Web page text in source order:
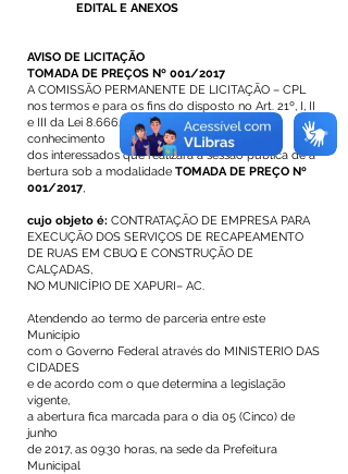
EDITAL E ANEXOS
AVISO DE LICITAÇÃO
TOMADA DE PREÇOS Nº 001/2017
A COMISSÃO PERMANENTE DE LICITAÇÃO – CPL
nos termos e para os fins do disposto no Art. 21º, I, II
e III da Lei 8.666/1993 Torna Público para
conhecimento
dos interessados que realizará a sessão pública de a
bertura sob a modalidade TOMADA DE PREÇO Nº
001/2017,
cujo objeto é: CONTRATAÇÃO DE EMPRESA PARA
EXECUÇÃO DOS SERVIÇOS DE RECAPEAMENTO
DE RUAS EM CBUQ E CONSTRUÇÃO DE
CALÇADAS,
NO MUNICÍPIO DE XAPURI– AC.
Atendendo ao termo de parceria entre este
Município
com o Governo Federal através do MINISTERIO DAS
CIDADES
e de acordo com o que determina a legislação
vigente,
a abertura fica marcada para o dia 05 (Cinco) de
junho
de 2017, as 09:30 horas, na sede da Prefeitura
Municipal